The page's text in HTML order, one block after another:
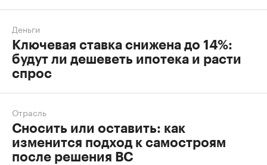
Деньги
Ключевая ставка снижена до 14%:
будут ли дешеветь ипотека и расти
спрос
Отрасль
Сносить или оставить: как
изменится подход к самостроям
после решения ВС